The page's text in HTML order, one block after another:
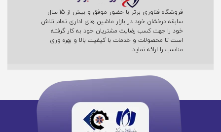
فروشگاه فناوری برتر با حضور موفق و بیش از 15 سال
سابقه درخشان خود در بازار ماشین های اداری تمام تلاش
خود را جهت کسب رضایت مشتریان خود به کار گرفته
است تا محصولات و خدمات با کیفیت بالا و بهره وری
مناسب را ارائه نماید.